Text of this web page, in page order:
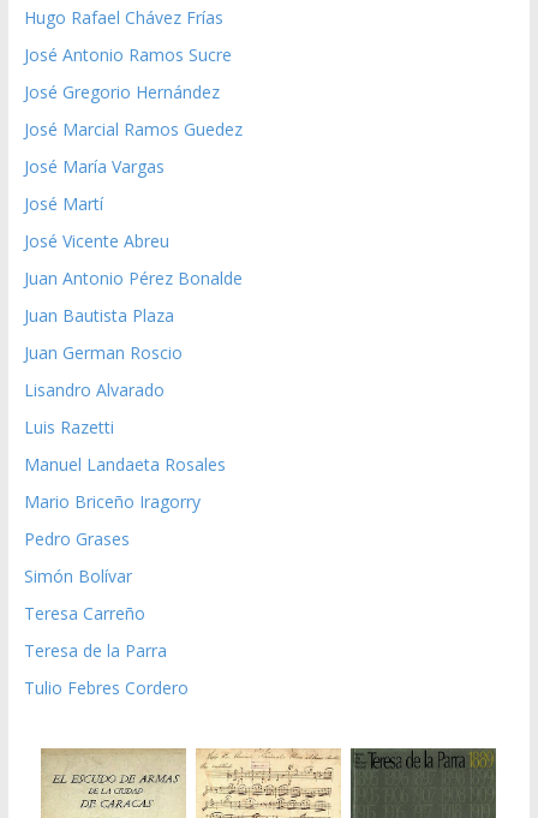
Hugo Rafael Chávez Frías
José Antonio Ramos Sucre
José Gregorio Hernández
José Marcial Ramos Guedez
José María Vargas
José Martí
José Vicente Abreu
Juan Antonio Pérez Bonalde
Juan Bautista Plaza
Juan German Roscio
Lisandro Alvarado
Luis Razetti
Manuel Landaeta Rosales
Mario Briceño Iragorry
Pedro Grases
Simón Bolívar
Teresa Carreño
Teresa de la Parra
Tulio Febres Cordero